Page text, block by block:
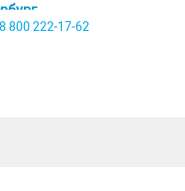
д. 29
8 800 222-17-62